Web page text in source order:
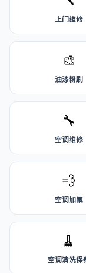
上门维修
🎨
油漆粉刷
🔧
空调维修
💨
空调加氟
🧹
空调清洗保